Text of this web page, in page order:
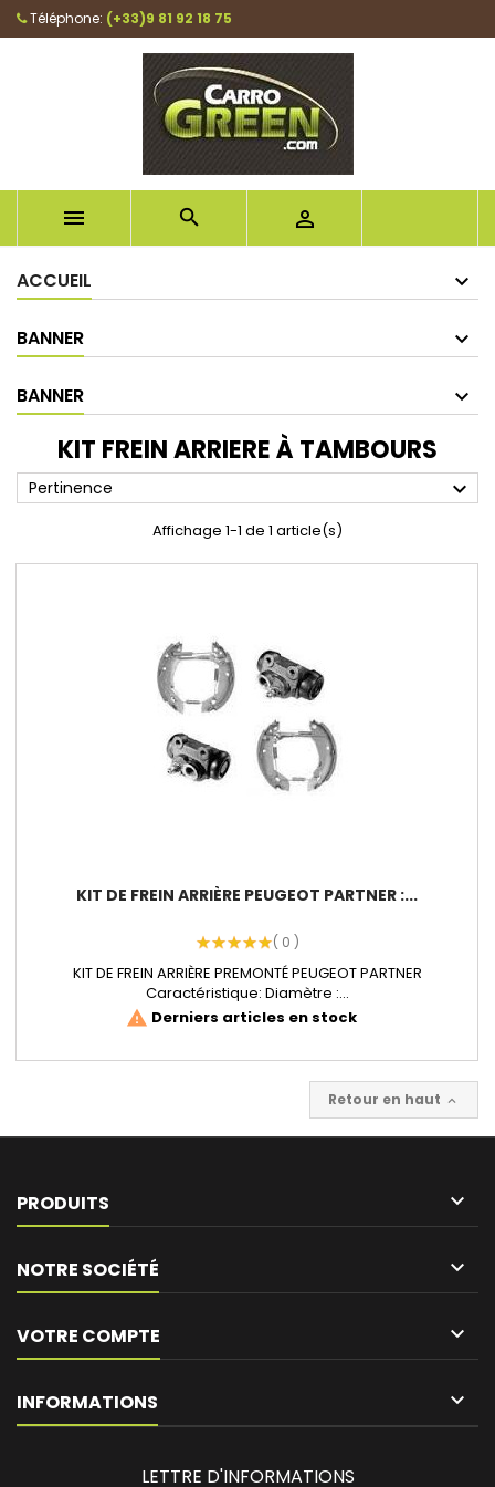
Téléphone: (+33)9 81 92 18 75
  
ACCUEIL
BANNER
BANNER
KIT FREIN ARRIERE À TAMBOURS
Pertinence expand_more
Affichage 1-1 de 1 article(s)
KIT DE FREIN ARRIÈRE PEUGEOT PARTNER :...
( 0 )
KIT DE FREIN ARRIÈRE PREMONTÉ PEUGEOT PARTNER
Caractéristique: Diamètre :...
warning Derniers articles en stock
Retour en haut 
PRODUITS 
NOTRE SOCIÉTÉ 
VOTRE COMPTE 
INFORMATIONS keyboard_arrow_down
LETTRE D'INFORMATIONS